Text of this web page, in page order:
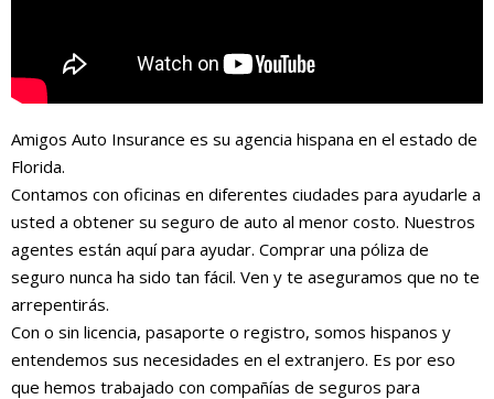
Amigos Auto Insurance es su agencia hispana en el estado de
Florida.
Contamos con oficinas en diferentes ciudades para ayudarle a
usted a obtener su seguro de auto al menor costo. Nuestros
agentes están aquí para ayudar. Comprar una póliza de
seguro nunca ha sido tan fácil. Ven y te aseguramos que no te
arrepentirás.
Con o sin licencia, pasaporte o registro, somos hispanos y
entendemos sus necesidades en el extranjero. Es por eso
que hemos trabajado con compañías de seguros para